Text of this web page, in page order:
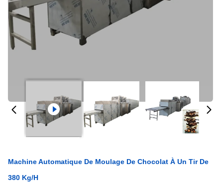
Machine Automatique De Moulage De Chocolat À Un Tir De
380 Kg/h